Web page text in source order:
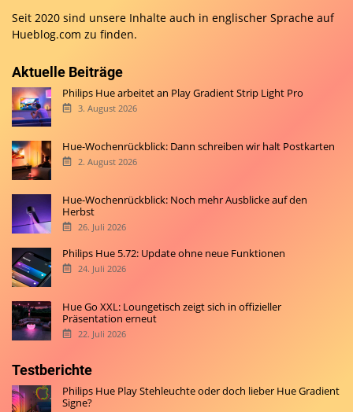
Seit 2020 sind unsere Inhalte auch in englischer Sprache auf
Hueblog.com zu finden.
Aktuelle Beiträge
Philips Hue arbeitet an Play Gradient Strip Light Pro
3. August 2026
Hue-Wochenrückblick: Dann schreiben wir halt Postkarten
2. August 2026
Hue-Wochenrückblick: Noch mehr Ausblicke auf den
Herbst
26. Juli 2026
Philips Hue 5.72: Update ohne neue Funktionen
24. Juli 2026
Hue Go XXL: Loungetisch zeigt sich in offizieller
Präsentation erneut
22. Juli 2026
Testberichte
Philips Hue Play Stehleuchte oder doch lieber Hue Gradient
Signe?